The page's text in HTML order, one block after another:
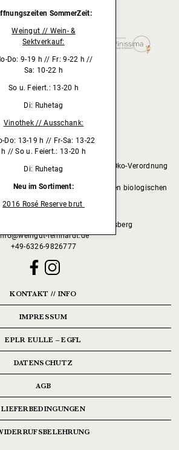
SommerZeit:
Weingut // Wein- &
Sektverkauf:
Do: 9-19 h // Fr: 9-22 h //
Sa: 10-22 h
So u. Feiert.: 13-20 h
Di: Ruhetag
Vinothek // Ausschank:
Do: 13-19 h // Fr-Sa: 13-22
h // So u. Feiert.: 13-20 h
Di: Ruhetag
Neu im Sortiment:
2016 Rosé Reserve brut
lizensiert durch:
sind unsere Weine nach EU-Öko-Verordnung
arbeiten wir vollständig nach den biologischen
Richtlinien.
Weg | D - 67152 Ruppertsberg
reinhardt.de
+49-6326-9826777
KONTAKT // INFO
IMPRESSUM
EPLR EULLE – EGFL
DATENSCHUTZ
AGB
LIEFERBEDINGUNGEN